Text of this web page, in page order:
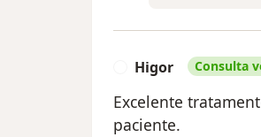
Higor Consulta
Excelente
paciente.